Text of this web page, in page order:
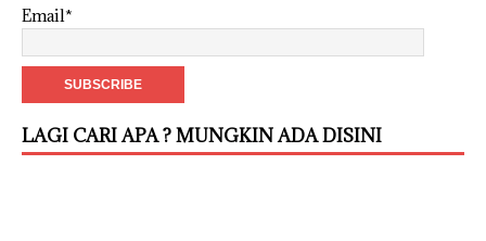
Email*
LAGI CARI APA ? MUNGKIN ADA DISINI